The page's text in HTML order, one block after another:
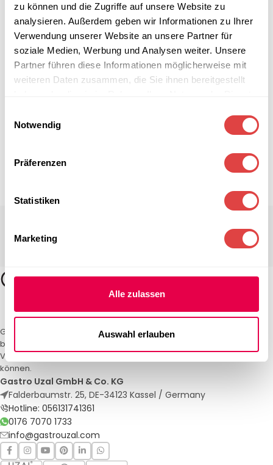
zu können und die Zugriffe auf unsere Website zu
analysieren. Außerdem geben wir Informationen zu Ihrer
Verwendung unserer Website an unsere Partner für
soziale Medien, Werbung und Analysen weiter. Unsere
Partner führen diese Informationen möglicherweise mit
weiteren Daten zusammen, die Sie ihnen bereitgestellt
Notwendig
Präferenzen
Statistiken
Marketing
Alle zulassen
Auswahl erlauben
Gastro Uzal – Ihr Spezialist für Gastronomiemöbel und -textilien. Wir
bieten maßgeschneiderte Lösungen für Restaurants, Hotels und
Veranstaltungen. Qualität und Service, auf die Sie sich verlassen
können.
Gastro Uzal GmbH & Co. KG
Falderbaumstr. 25, DE-34123 Kassel / Germany
Hotline: 056131741361
0176 7070 1733
info@gastrouzal.com